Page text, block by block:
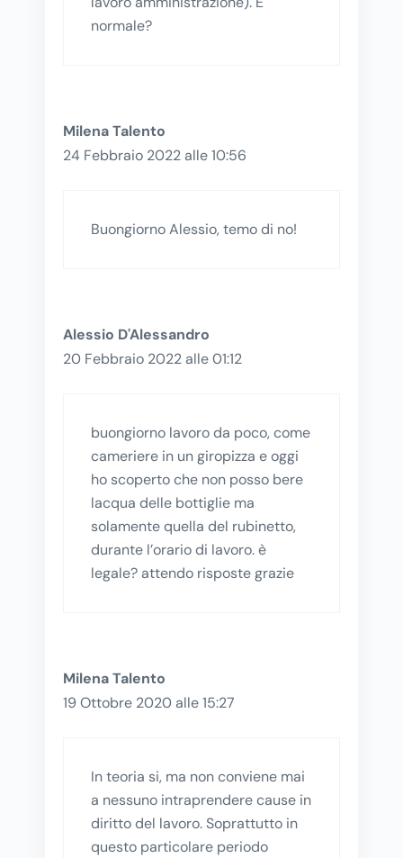
normale?
Milena Talento
24 Febbraio 2022 alle 10:56
Buongiorno Alessio, temo di no!
Alessio D'Alessandro
20 Febbraio 2022 alle 01:12
buongiorno lavoro da poco, come
cameriere in un giropizza e oggi
ho scoperto che non posso bere
lacqua delle bottiglie ma
solamente quella del rubinetto,
durante l’orario di lavoro. è
legale? attendo risposte grazie
Milena Talento
19 Ottobre 2020 alle 15:27
In teoria si, ma non conviene mai
a nessuno intraprendere cause in
diritto del lavoro. Soprattutto in
questo particolare periodo